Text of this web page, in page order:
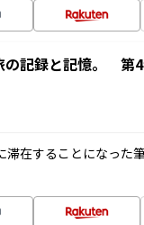
の記録と記憶。 第
滞在することになった